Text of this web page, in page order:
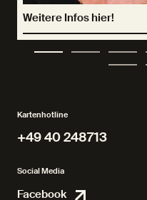
Weitere Infos hier!
Kartenhotline
+49 40 248713
Social Media
Facebook